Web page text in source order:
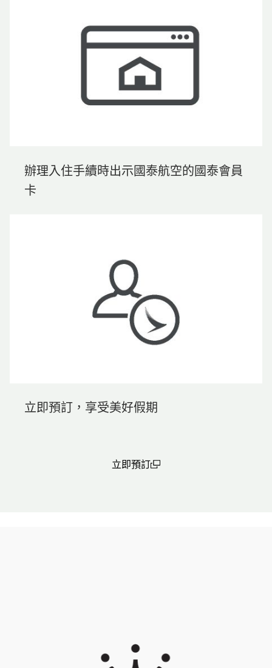
辦理入住手續時出示國泰航空的國泰會員
卡
立即預訂，享受美好假期
立即預訂